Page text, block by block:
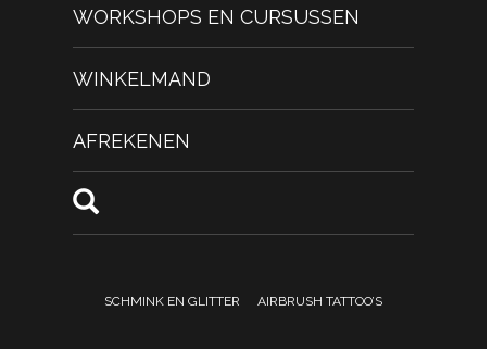
WORKSHOPS EN CURSUSSEN
WINKELMAND
AFREKENEN
SCHMINK EN GLITTER AIRBRUSH TATTOO’S